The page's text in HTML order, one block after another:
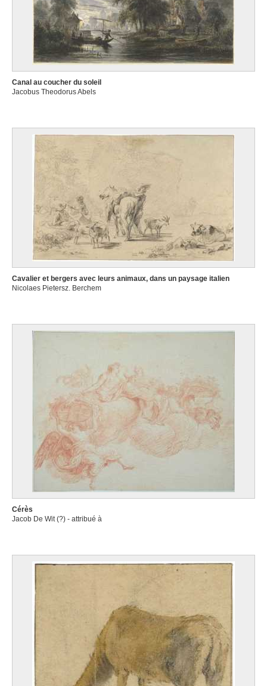
Canal au coucher du soleil
Jacobus Theodorus Abels
Cavalier et bergers avec leurs animaux, dans un paysage italien
Nicolaes Pietersz. Berchem
Cérès
Jacob De Wit (?) - attribué à